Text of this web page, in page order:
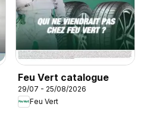
Feu Vert catalogue
29/07 - 25/08/2026
Feu Vert